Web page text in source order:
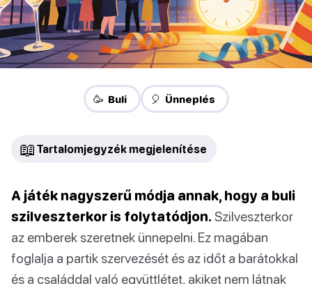
🥳 Buli 🎈 Ünneplés
📖 Tartalomjegyzék megjelenítése
A játék nagyszerű módja annak, hogy a buli
szilveszterkor is folytatódjon. Szilveszterkor
az emberek szeretnek ünnepelni. Ez magában
foglalja a partik szervezését és az időt a barátokkal
és a családdal való együttlétet, akiket nem látnak